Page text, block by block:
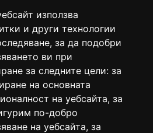
използва
и други технологии
за да подобри
ви при
за следните цели: за
на основната
на уебсайта, за
по-добро
на уебсайта, за